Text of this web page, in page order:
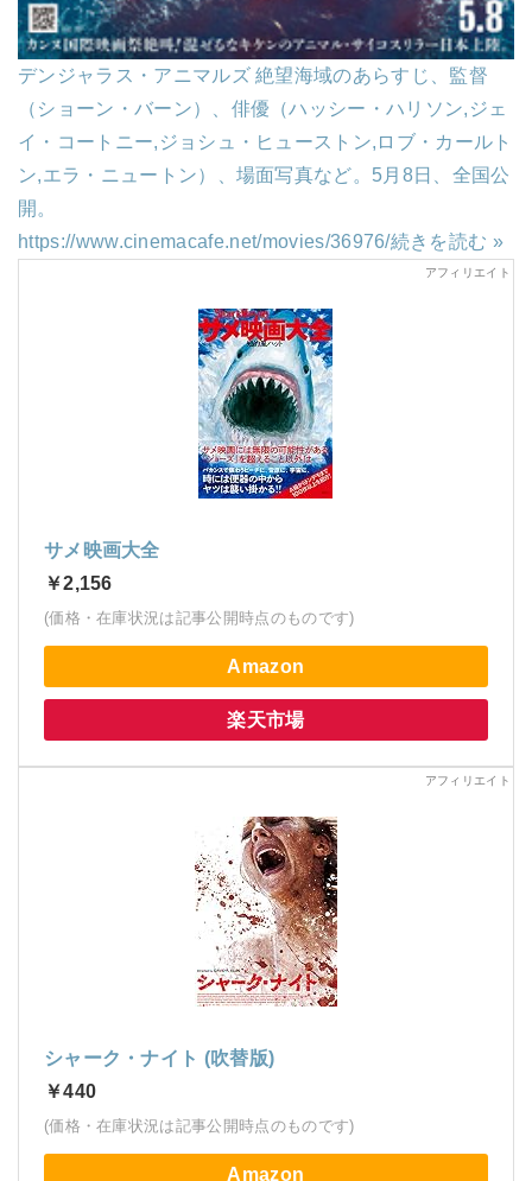
デンジャラス・アニマルズ 絶望海域のあらすじ、監督
（ショーン・バーン）、俳優（ハッシー・ハリソン,ジェ
イ・コートニー,ジョシュ・ヒューストン,ロブ・カールト
ン,エラ・ニュートン）、場面写真など。5月8日、全国公
開。
https://www.cinemacafe.net/movies/36976/続きを読む »
サメ映画大全
￥2,156
(価格・在庫状況は記事公開時点のものです)
Amazon
楽天市場
シャーク・ナイト (吹替版)
￥440
(価格・在庫状況は記事公開時点のものです)
Amazon